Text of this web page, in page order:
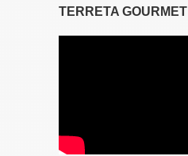
TERRETA GOURMET